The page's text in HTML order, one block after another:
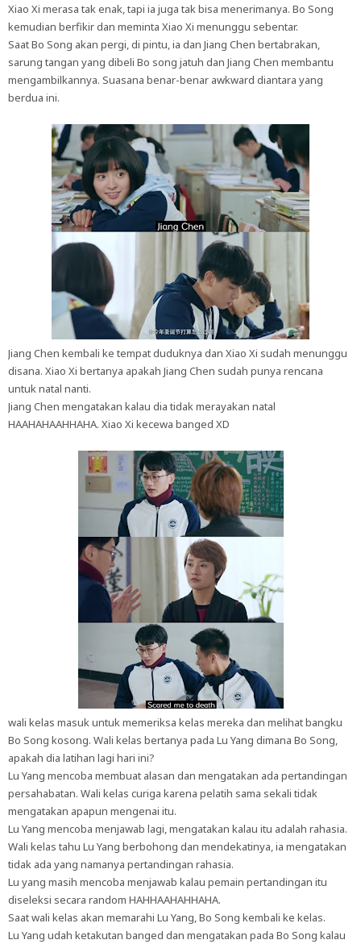
Xiao Xi merasa tak enak, tapi ia juga tak bisa menerimanya. Bo Song
kemudian berfikir dan meminta Xiao Xi menunggu sebentar.
Saat Bo Song akan pergi, di pintu, ia dan Jiang Chen bertabrakan,
sarung tangan yang dibeli Bo song jatuh dan Jiang Chen membantu
mengambilkannya. Suasana benar-benar awkward diantara yang
berdua ini.
Jiang Chen kembali ke tempat duduknya dan Xiao Xi sudah menunggu
disana. Xiao Xi bertanya apakah Jiang Chen sudah punya rencana
untuk natal nanti.
Jiang Chen mengatakan kalau dia tidak merayakan natal
HAAHAHAAHHAHA. Xiao Xi kecewa banged XD
wali kelas masuk untuk memeriksa kelas mereka dan melihat bangku
Bo Song kosong. Wali kelas bertanya pada Lu Yang dimana Bo Song,
apakah dia latihan lagi hari ini?
Lu Yang mencoba membuat alasan dan mengatakan ada pertandingan
persahabatan. Wali kelas curiga karena pelatih sama sekali tidak
mengatakan apapun mengenai itu.
Lu Yang mencoba menjawab lagi, mengatakan kalau itu adalah rahasia.
Wali kelas tahu Lu Yang berbohong dan mendekatinya, ia mengatakan
tidak ada yang namanya pertandingan rahasia.
Lu yang masih mencoba menjawab kalau pemain pertandingan itu
diseleksi secara random HAHHAAHAHHAHA.
Saat wali kelas akan memarahi Lu Yang, Bo Song kembali ke kelas.
Lu Yang udah ketakutan banged dan mengatakan pada Bo Song kalau